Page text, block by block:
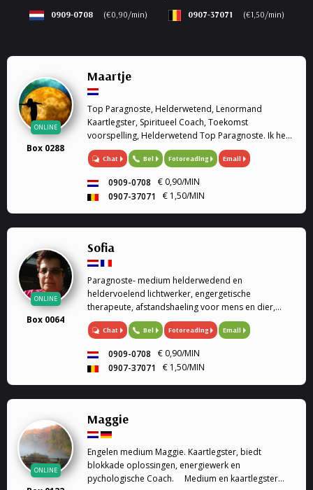
0909-0708
(€0,90/min) 0907-37071 (€1,50/min)
ONLINE
Box 0288
Maartje
Top Paragnoste, Helderwetend, Lenormand
Kaartlegster, Spiritueel Coach, Toekomst
voorspelling, Helderwetend Top Paragnoste. Ik heb
al heel wat jaren ervaring op het gebied van het
paranormale. Geen vraag is mij te gek.
Chat Bel Fotoreading Email
0909-0708
€ 0,90/MIN
0907-37071
€ 1,50/MIN
ONLINE
Box 0064
Sofia
Paragnoste- medium helderwedend en
heldervoelend lichtwerker, engergetische
therapeute, afstandshaeling voor mens en dier,
rouwverwerking, Ik ben een geboren lichtwerker,
heldervoelend en helderwedend, voel in op de
medium, energetische therapeute, reconnective
healing, afstandshealing voor mens en dier, bij elk
gesprek krijg je een healing door de trillingen van
mijn stem. Rouwverwerking, geen enkele vraag is me
vreemd. Ik werk met gidsen en de engelentherapie.
Ik kan ook de engelenkaarten voor je leggen. Liefs
Sofia
Chat Bel Fotoreading Email
0909-0708
€ 0,90/MIN
0907-37071
€ 1,50/MIN
ONLINE
Maggie
Engelen medium Maggie. Kaartlegster, biedt
blokkade oplossingen, energiewerk en
pychologische Coach. Medium en kaartlegster